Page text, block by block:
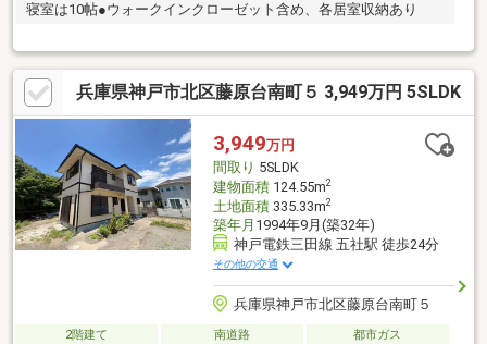
寝室は10帖●ウォークインクローゼット含め、各居室収納あり
兵庫県神戸市北区藤原台南町５ 3,949万円 5SLDK
3,949万円
間取り 5SLDK
建物面積124.55m2
土地面積335.33m2
築年月 1994年9月(築32年)
神戸電鉄三田線 五社駅 徒歩24分
その他の交通
兵庫県神戸市北区藤原台南町５
2階建て 南道路
都市ガス